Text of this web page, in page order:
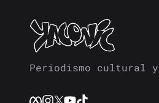
Periodismo cultural